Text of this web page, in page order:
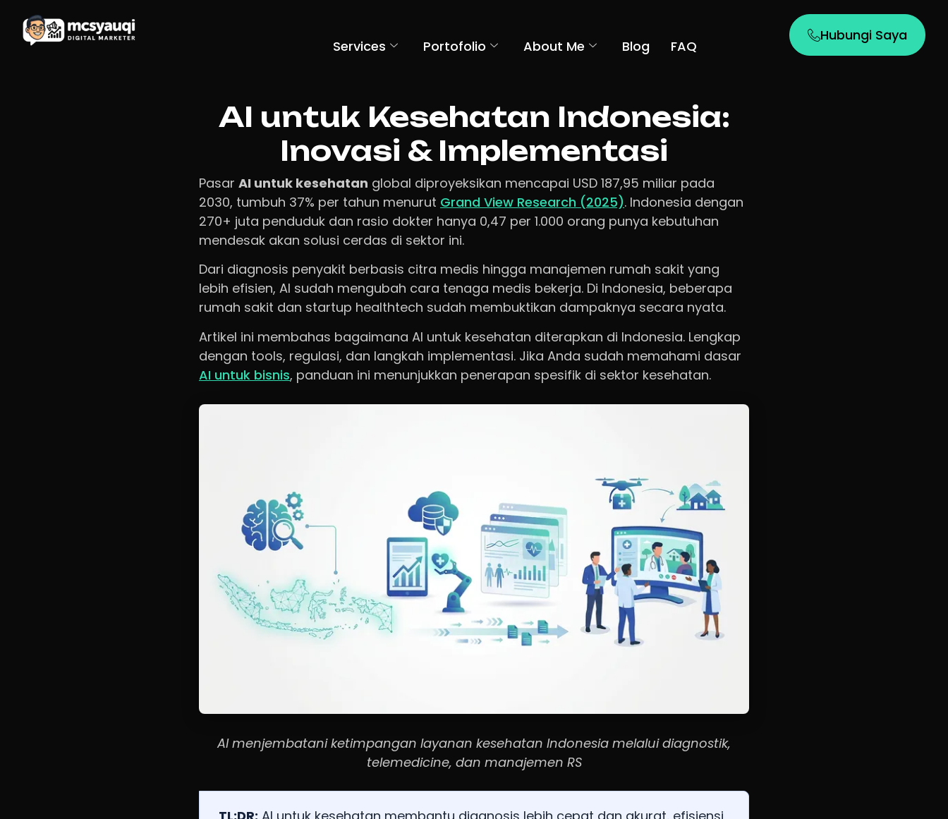
Services Portofolio About Me Blog FAQ
Hubungi Saya
AI untuk Kesehatan Indonesia:
Inovasi & Implementasi
Pasar AI untuk kesehatan global diproyeksikan mencapai USD 187,95 miliar pada
2030, tumbuh 37% per tahun menurut Grand View Research (2025). Indonesia dengan
270+ juta penduduk dan rasio dokter hanya 0,47 per 1.000 orang punya kebutuhan
mendesak akan solusi cerdas di sektor ini.
Dari diagnosis penyakit berbasis citra medis hingga manajemen rumah sakit yang
lebih efisien, AI sudah mengubah cara tenaga medis bekerja. Di Indonesia, beberapa
rumah sakit dan startup healthtech sudah membuktikan dampaknya secara nyata.
Artikel ini membahas bagaimana AI untuk kesehatan diterapkan di Indonesia. Lengkap
dengan tools, regulasi, dan langkah implementasi. Jika Anda sudah memahami dasar
AI untuk bisnis, panduan ini menunjukkan penerapan spesifik di sektor kesehatan.
AI menjembatani ketimpangan layanan kesehatan Indonesia melalui diagnostik,
telemedicine, dan manajemen RS